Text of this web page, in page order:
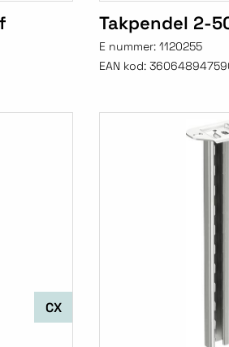
Takpendel 2-
E nummer:1120255
EAN kod:
CX